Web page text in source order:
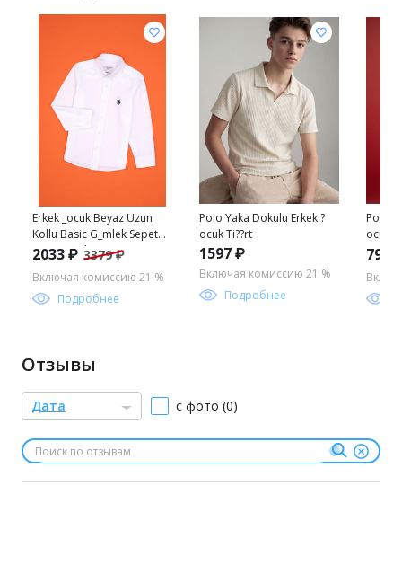
Erkek _ocuk Beyaz Uzun
Kollu Basic G_mlek Sepette
S_rpriz _ndirim
2033 ₽ 3379 ₽
Включая комиссию 21 %
Подробнее
Polo Yaka Dokulu Erkek ?
ocuk Ti??rt
1597 ₽
Включая комиссию 21 %
Подробнее
Polo
ocuk
799
Отзывы
Дата с фото (0)